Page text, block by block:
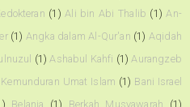
(1) Ali bin Abi Thalib (1) An-
(1) Angka dalam Al-Qur'an (1) Aqidah
(1) Ashabul Kahfi (1) Aurangzeb
Kemunduran Umat Islam (1) Bani Israel
Belanja (1) Berkah Musyawarah
(1)